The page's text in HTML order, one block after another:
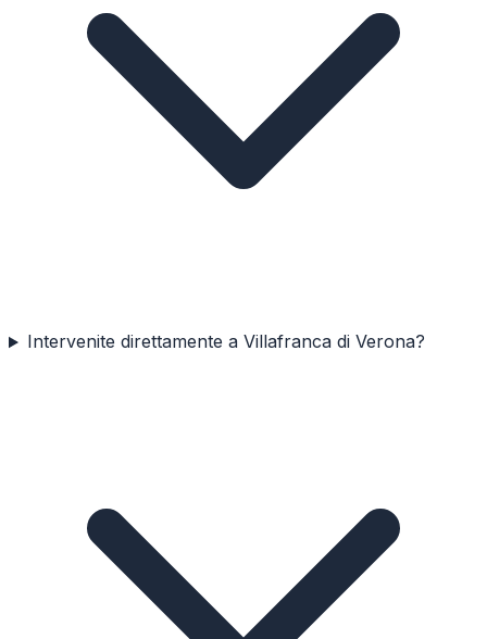
Intervenite direttamente a Villafranca di Verona?